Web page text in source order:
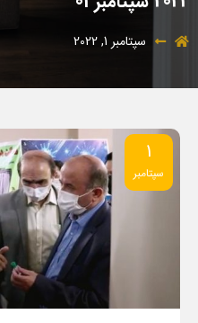
سپتامبر 1, 2022
1
سپتامبر